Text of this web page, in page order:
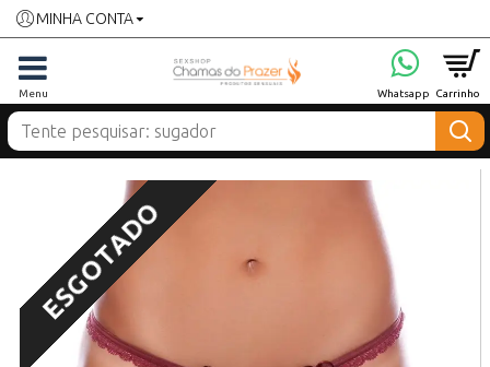
MINHA CONTA
ESGOTADO